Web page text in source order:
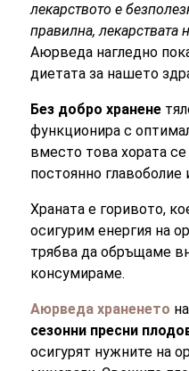
лекарството е
правилна, лекарствата
Аюрведа нагледно
диетата за нашето
Без добро хранене
функционира с
вместо това хората
постоянно главоболие
Храната е горивото,
осигурим енергия на
трябва да обръщаме
консумираме.
Аюрведа храненето
сезонни пресни
осигурят нужните на